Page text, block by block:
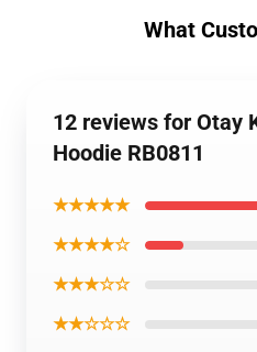
What
12 reviews for Otay
Hoodie RB0811
★★★★★
★★★★☆
★★★☆☆
★★☆☆☆